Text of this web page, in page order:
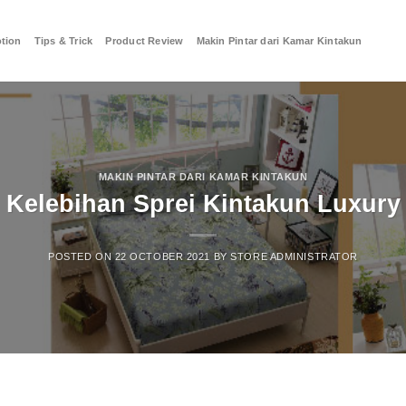
Tips & Trick Product Review Makin Pintar dari Kamar Kintakun
MAKIN PINTAR DARI KAMAR KINTAKUN
Kelebihan Sprei Kintakun Luxury
POSTED ON22 OCTOBER 2021 BYSTORE ADMINISTRATOR